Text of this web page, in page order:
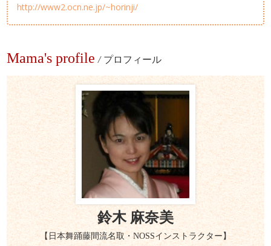
http://www2.ocn.ne.jp/~horinji/
Mama's profile / プロフィール
鈴木 麻奈美
【日本舞踊藤間流名取・NOSSインストラクター】